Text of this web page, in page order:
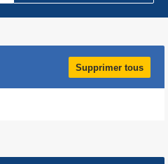
Supprimer tous